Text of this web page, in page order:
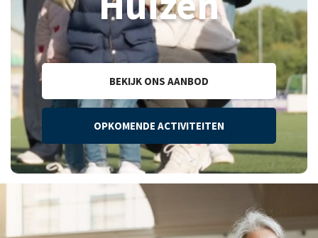
BEKIJK ONS AANBOD
OPKOMENDE ACTIVITEITEN